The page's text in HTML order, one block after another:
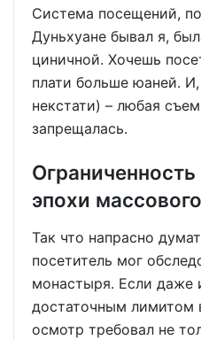
Система посещений,
Дуньхуане бывал я,
циничной. Хочешь
плати больше юаней.
некстати) – любая
запрещалась.
эпохи
Так что напрасно
посетитель мог
монастыря. Если даже
достаточным лимитом
осмотр требовал не